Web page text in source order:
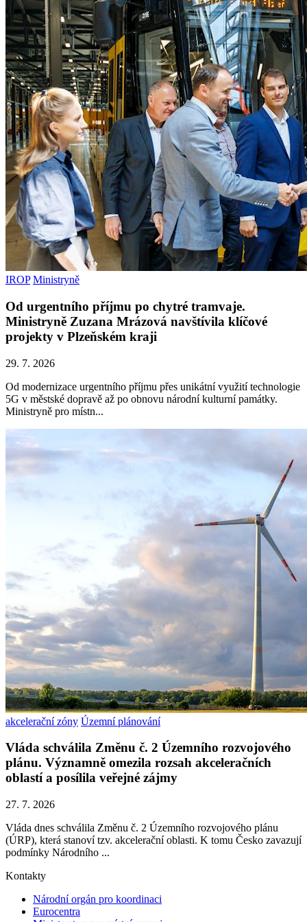
IROP Ministryně
Od urgentního příjmu po chytré tramvaje.
Ministryně Zuzana Mrázová navštívila klíčové
projekty v Plzeňském kraji
29. 7. 2026
Od modernizace urgentního příjmu přes unikátní využití technologie
5G v městské dopravě až po obnovu národní kulturní památky.
Ministryně pro místn...
akcelerační zóny Územní plánování
Vláda schválila Změnu č. 2 Územního rozvojového
plánu. Významně omezila rozsah akceleračních
oblastí a posílila veřejné zájmy
27. 7. 2026
Vláda dnes schválila Změnu č. 2 Územního rozvojového plánu
(ÚRP), která stanoví tzv. akcelerační oblasti. K tomu Česko zavazují
podmínky Národního ...
Kontakty
Národní orgán pro koordinaci
Eurocentra